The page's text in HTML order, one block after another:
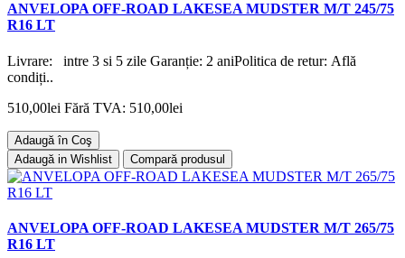
ANVELOPA OFF-ROAD LAKESEA MUDSTER M/T 245/75
R16 LT
Livrare: intre 3 si 5 zile Garanție: 2 aniPolitica de retur: Află
condiți..
510,00lei Fără TVA: 510,00lei
Adaugă în Coş
Adaugă in Wishlist
Compară produsul
ANVELOPA OFF-ROAD LAKESEA MUDSTER M/T 265/75
R16 LT